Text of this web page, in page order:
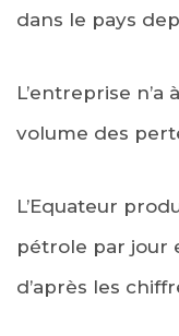
dans le pays
L’entreprise
volume des
L’Equateur
pétrole par jour
d’après les